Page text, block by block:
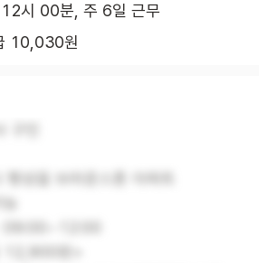
시 00분, 주 6일 근무
10,030원